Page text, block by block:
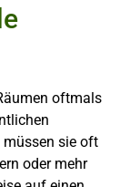
oftmals
müssen sie oft
oder mehr